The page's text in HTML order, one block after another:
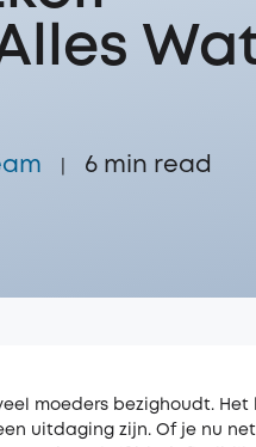
6 min read
moeders bezighoudt. Het
uitdaging zijn. Of je nu net